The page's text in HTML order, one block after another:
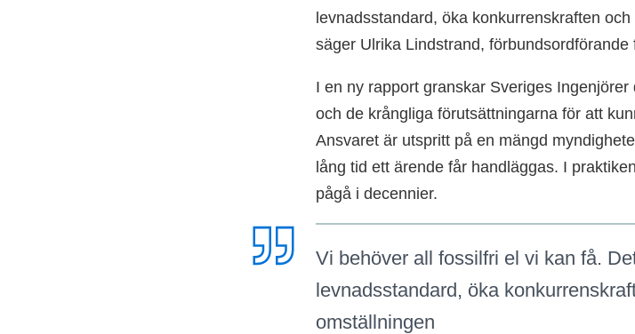
levnadsstandard, öka konkurrenskraften
säger Ulrika Lindstrand, förbundsordförande
I en ny rapport granskar Sveriges
och de krångliga förutsättningarna för att
Ansvaret är utspritt på en mängd
lång tid ett ärende får handläggas. I
pågå i decennier.
Vi behöver all fossilfri el vi kan få.
levnadsstandard, öka
omställningen